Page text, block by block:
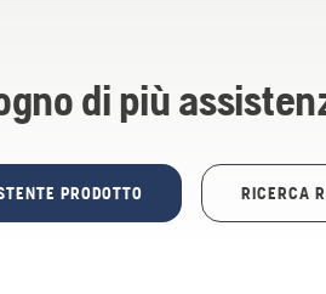
di più
PRODOTTO RICERCA